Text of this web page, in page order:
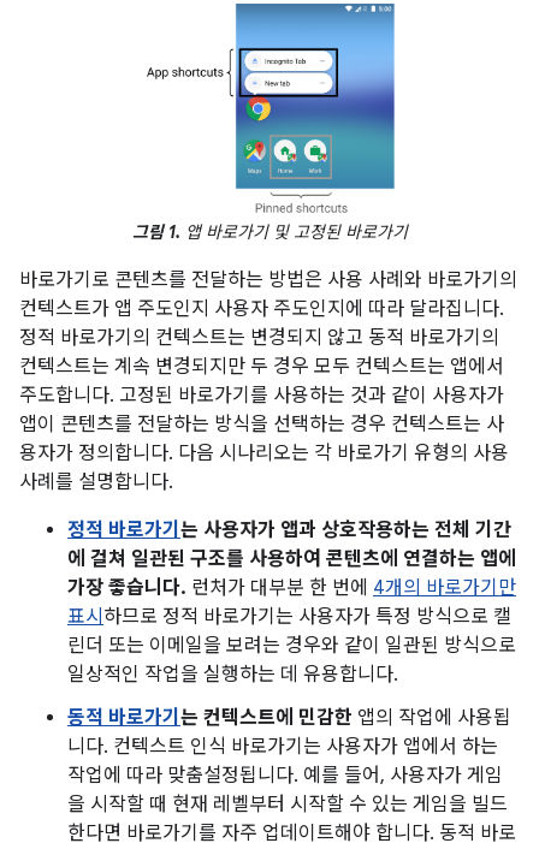
그림 1. 앱 바로가기 및 고정된 바로가기
바로가기로 콘텐츠를 전달하는 방법은 사용 사례와 바로가기의
컨텍스트가 앱 주도인지 사용자 주도인지에 따라 달라집니다.
정적 바로가기의 컨텍스트는 변경되지 않고 동적 바로가기의
컨텍스트는 계속 변경되지만 두 경우 모두 컨텍스트는 앱에서
주도합니다. 고정된 바로가기를 사용하는 것과 같이 사용자가
앱이 콘텐츠를 전달하는 방식을 선택하는 경우 컨텍스트는 사
용자가 정의합니다. 다음 시나리오는 각 바로가기 유형의 사용
사례를 설명합니다.
정적 바로가기 는 사용자가 앱과 상호작용하는 전체 기간
에 걸쳐 일관된 구조를 사용하여 콘텐츠에 연결하는 앱에
가장 좋습니다. 런처가 대부분 한 번에 4개의 바로가기만
표시 하므로 정적 바로가기는 사용자가 특정 방식으로 캘
린더 또는 이메일을 보려는 경우와 같이 일관된 방식으로
일상적인 작업을 실행하는 데 유용합니다.
동적 바로가기 는 컨텍스트에 민감한 앱의 작업에 사용됩
니다. 컨텍스트 인식 바로가기는 사용자가 앱에서 하는
작업에 따라 맞춤설정됩니다. 예를 들어, 사용자가 게임
을 시작할 때 현재 레벨부터 시작할 수 있는 게임을 빌드
한다면 바로가기를 자주 업데이트해야 합니다. 동적 바로